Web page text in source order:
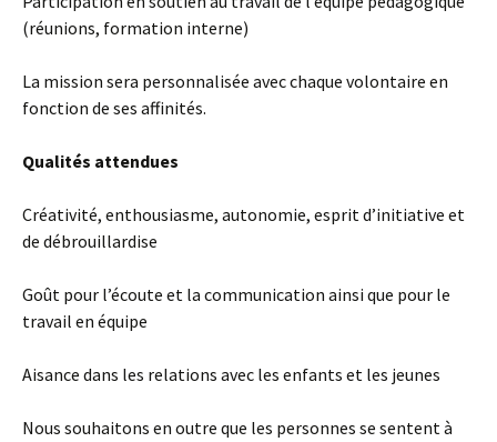
(réunions, formation interne)
La mission sera personnalisée avec chaque volontaire en
fonction de ses affinités.
Qualités attendues
Créativité, enthousiasme, autonomie, esprit d’initiative et
de débrouillardise
Goût pour l’écoute et la communication ainsi que pour le
travail en équipe
Aisance dans les relations avec les enfants et les jeunes
Nous souhaitons en outre que les personnes se sentent à